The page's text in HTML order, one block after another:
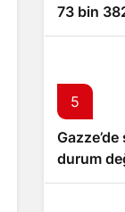
73 bin
5
durum